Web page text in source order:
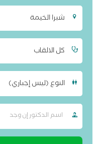
شبرا الخيمة
كل الالقاب
النوع (ليس إجباري)